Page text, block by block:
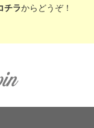
チラからどうぞ！